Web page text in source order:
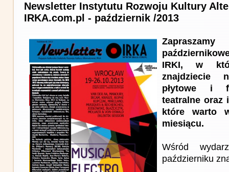
Newsletter Instytutu Rozwoju Kultury
IRKA.com.pl - październik /2013
IRKI, w
znajdziecie
płytowe i
teatralne oraz
które warto
miesiącu.
Wśród
październiku